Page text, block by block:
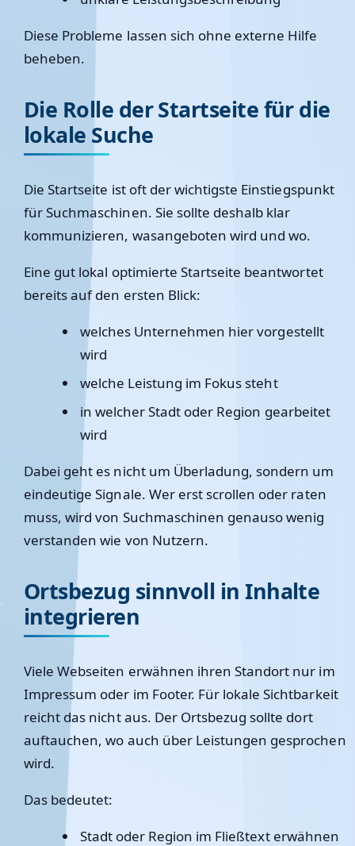
Diese Probleme lassen sich ohne externe Hilfe
beheben.
Die Rolle der Startseite für die
lokale Suche
Die Startseite ist oft der wichtigste Einstiegspunkt
für Suchmaschinen. Sie sollte deshalb klar
kommunizieren, wasangeboten wird undwo.
Eine gut lokal optimierte Startseite beantwortet
bereits auf den ersten Blick:
welches Unternehmen hier vorgestellt
wird
welche Leistung im Fokus steht
in welcher Stadt oder Region gearbeitet
wird
Dabei geht es nicht um Überladung, sondern um
eindeutige Signale. Wer erst scrollen oder raten
muss, wird von Suchmaschinen genauso wenig
verstanden wie von Nutzern.
Ortsbezug sinnvoll in Inhalte
integrieren
Viele Webseiten erwähnen ihren Standort nur im
Impressum oder im Footer. Für lokale Sichtbarkeit
reicht das nicht aus. Der Ortsbezug sollte dort
auftauchen, wo auch über Leistungen gesprochen
wird.
Das bedeutet:
Stadt oder Region im Fließtext erwähnen